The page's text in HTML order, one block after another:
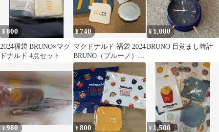
¥800
2024福袋 BRUNO×マク
ドナルド 4点セット
¥740
マクドナルド 福袋 2024
BRUNO（ブルーノ）コ
ラボ
¥ 1,000
BRUNO 目覚まし時計
¥980 ¥800 ¥ 1,500